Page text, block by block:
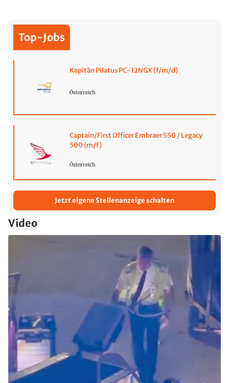
Top-Jobs
Kapitän Pilatus PC-12NGX (f/m/d)
Österreich
Captain/First Officer Embraer 550 / Legacy
500 (m/f)
Österreich
Jetzt eigene Stellenanzeige schalten
Video